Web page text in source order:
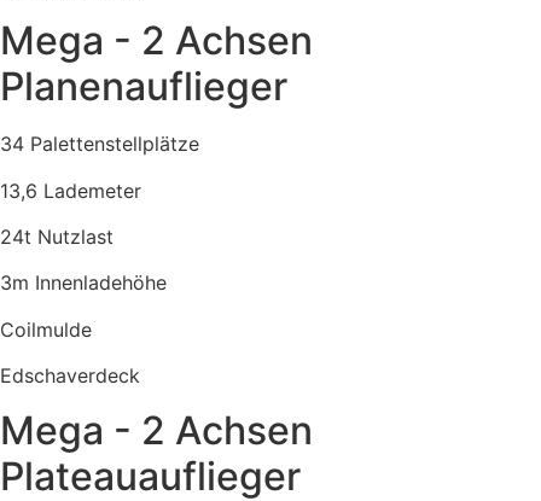
Mega - 2 Achsen
Planenauflieger
34 Palettenstellplätze
13,6 Lademeter
24t Nutzlast
3m Innenladehöhe
Coilmulde
Edschaverdeck
Mega - 2 Achsen
Plateauauflieger